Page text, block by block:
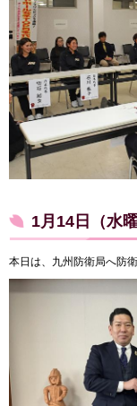
1月14日（水曜
本日は、九州防衛局へ防